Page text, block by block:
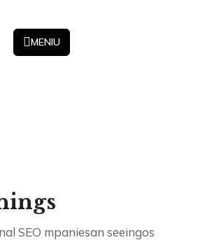
SEO mpaniesan seeingos